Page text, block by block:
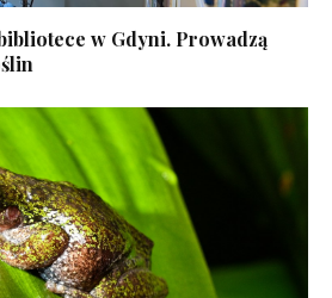
w Gdyni. Prowadzą